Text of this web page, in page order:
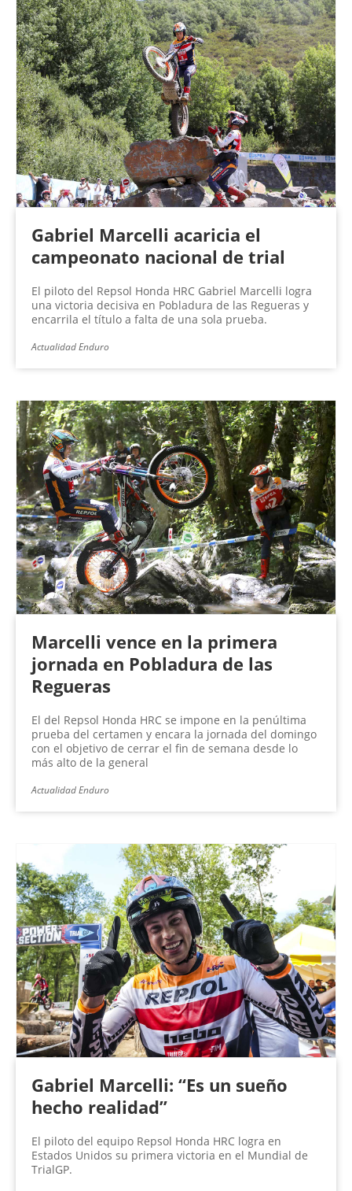
Gabriel Marcelli acaricia el
campeonato nacional de trial
El piloto del Repsol Honda HRC Gabriel Marcelli logra
una victoria decisiva en Pobladura de las Regueras y
encarrila el título a falta de una sola prueba.
Actualidad Enduro
Marcelli vence en la primera
jornada en Pobladura de las
Regueras
El del Repsol Honda HRC se impone en la penúltima
prueba del certamen y encara la jornada del domingo
con el objetivo de cerrar el fin de semana desde lo
más alto de la general
Actualidad Enduro
Gabriel Marcelli: “Es un sueño
hecho realidad”
El piloto del equipo Repsol Honda HRC logra en
Estados Unidos su primera victoria en el Mundial de
TrialGP.